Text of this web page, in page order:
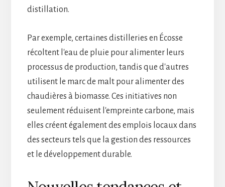
distillation.
Par exemple, certaines distilleries en Écosse
récoltent l'eau de pluie pour alimenter leurs
processus de production, tandis que d'autres
utilisent le marc de malt pour alimenter des
chaudières à biomasse. Ces initiatives non
seulement réduisent l'empreinte carbone, mais
elles créent également des emplois locaux dans
des secteurs tels que la gestion des ressources
et le développement durable.